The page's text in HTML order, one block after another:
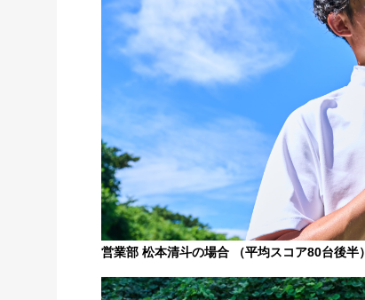
営業部 松本清斗の場合 （平均スコア80台後半）